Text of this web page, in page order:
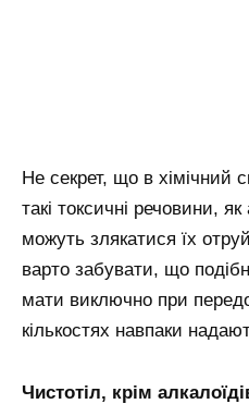
Не секрет, що в хімічний
такі токсичні речовини,
можуть злякатися їх
варто забувати, що
мати виключно при
кількостях навпаки
Чистотіл, крім